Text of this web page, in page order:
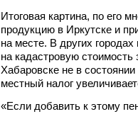
Итоговая картина, по его
продукцию в Иркутске и
на месте. В других
на кадастровую
Хабаровске не в
местный налог
«Если добавить к этому